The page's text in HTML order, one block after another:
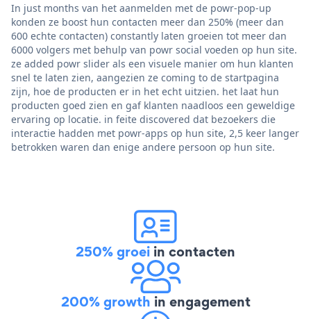
In just months van het aanmelden met de powr-pop-up
konden ze boost hun contacten meer dan 250% (meer dan
600 echte contacten) constantly laten groeien tot meer dan
6000 volgers met behulp van powr social voeden op hun site.
ze added powr slider als een visuele manier om hun klanten
snel te laten zien, aangezien ze coming to de startpagina
zijn, hoe de producten er in het echt uitzien. het laat hun
producten goed zien en gaf klanten naadloos een geweldige
ervaring op locatie. in feite discovered dat bezoekers die
interactie hadden met powr-apps op hun site, 2,5 keer langer
betrokken waren dan enige andere persoon op hun site.
250% groei in contacten
200% growth in engagement